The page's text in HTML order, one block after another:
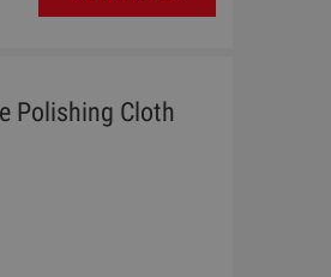
Polishing Cloth